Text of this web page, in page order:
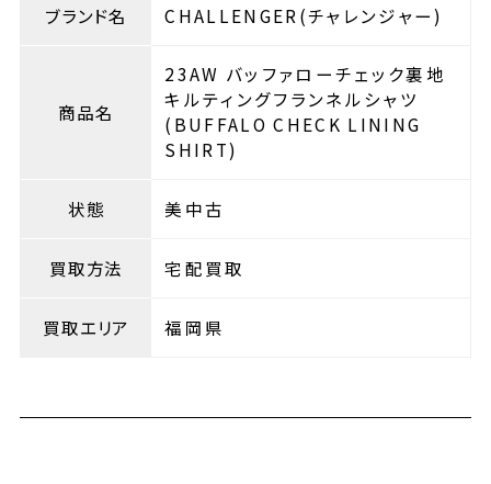
ブランド名 CHALLENGER(チャレンジャー)
商品名
23AW バッファローチェック裏地
キルティングフランネルシャツ
(BUFFALO CHECK LINING
SHIRT)
状態 美中古
買取方法 宅配買取
買取エリア 福岡県